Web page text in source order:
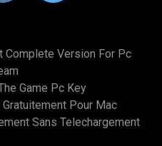
Complete Version For Pc
Game Pc Key
Pour Mac
Sans Telechargement